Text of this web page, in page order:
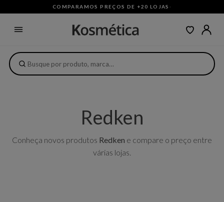
COMPARAMOS PREÇOS DE +20 LOJAS ·
Redken
Conheça novos produtos Redken e compare o preço entre
várias lojas.